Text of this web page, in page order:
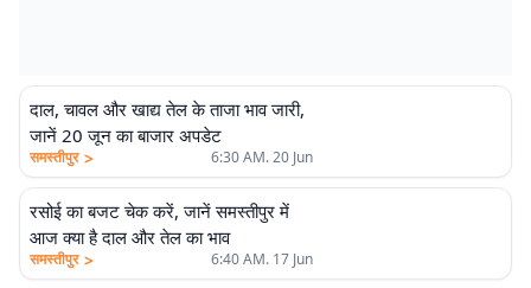
दाल, चावल और खाद्य तेल के ताजा भाव जारी,
जानें 20 जून का बाजार अपडेट
समस्तीपुर > 6:30 AM. 20 Jun
रसोई का बजट चेक करें, जानें समस्तीपुर में
आज क्या है दाल और तेल का भाव
समस्तीपुर > 6:40 AM. 17 Jun